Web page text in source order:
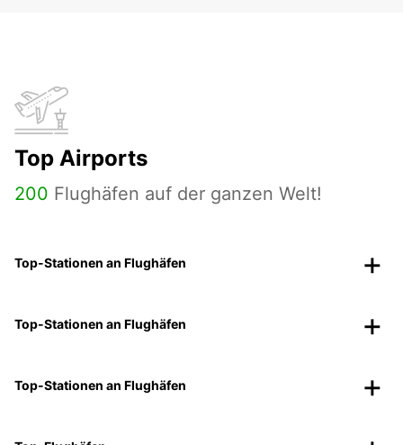
Top Airports
200 Flughäfen auf der ganzen Welt!
Top-Stationen an Flughäfen
Top-Stationen an Flughäfen
Top-Stationen an Flughäfen